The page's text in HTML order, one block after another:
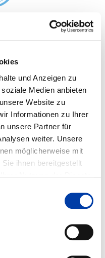
und Anzeigen zu
Medien anbieten
Website zu
Informationen zu Ihrer
unsere Partner für
weiter. Unsere
möglicherweise mit
ihnen bereitgestellt